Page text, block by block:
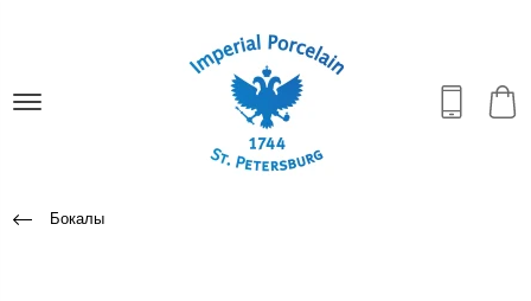
Бокалы